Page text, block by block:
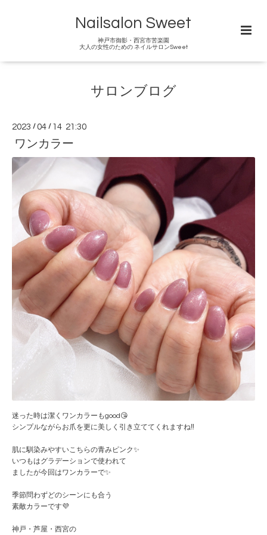
Nailsalon Sweet
神戸市御影・西宮市苦楽園
大人の女性のための ネイルサロンSweet
サロンブログ
2023 /04 / 14 21:30
ワンカラー
迷った時は潔くワンカラーもgood😘
シンプルながらお爪を更に美しく引き立ててくれますね‼️
肌に馴染みやすいこちらの青みピンク✨
いつもはグラデーションで使われて
ましたが今回はワンカラーで✨
季節問わずどのシーンにも合う
素敵カラーです💜
神戸・芦屋・西宮の